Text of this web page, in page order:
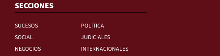
SECCIONES
SUCESOS
POLÍTICA
SOCIAL
JUDICIALES
NEGOCIOS
INTERNACIONALES